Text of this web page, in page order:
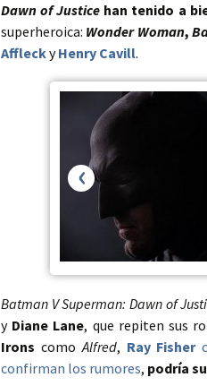
Dawn of Justice han tenido a
superheroica: Wonder Woman,
AffleckyHenry Cavill.
‹
Batman V Superman: Dawn of
y Diane Lane, que repiten sus
Irons como Alfred, Ray Fisher
confirman los rumores, podría